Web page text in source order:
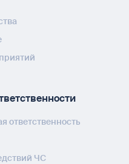
ответственность
ЧС